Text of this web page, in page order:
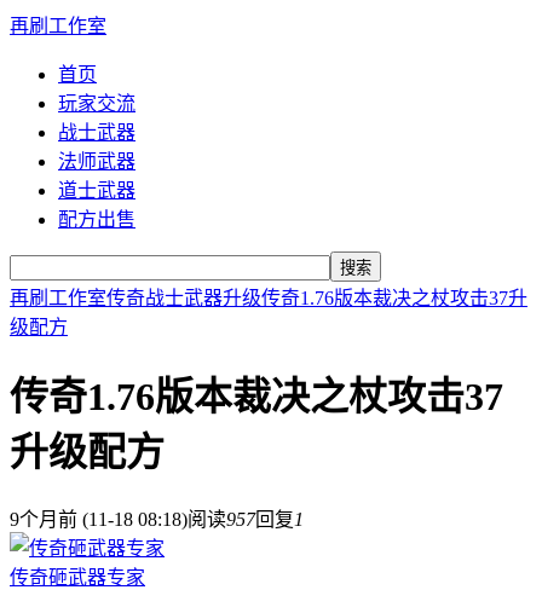
再刷工作室
首页
玩家交流
战士武器
法师武器
道士武器
配方出售
搜索
再刷工作室传奇战士武器升级传奇1.76版本裁决之杖攻击37升
级配方
传奇1.76版本裁决之杖攻击37
升级配方
9个月前 (11-18 08:18)阅读957回复1
传奇砸武器专家